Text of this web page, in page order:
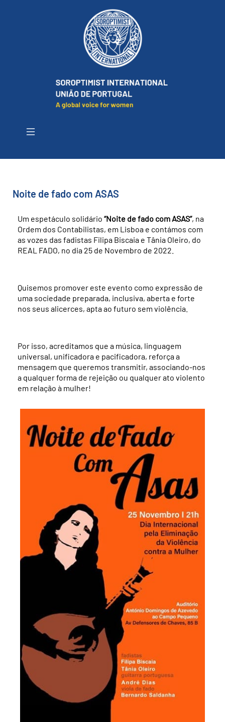
Noite de fado com ASAS
Um espetáculo solidário “Noite de fado com ASAS”, na
Ordem dos Contabilistas, em Lisboa e contámos com
as vozes das fadistas Filipa Biscaia e Tânia Oleiro, do
REAL FADO, no dia 25 de Novembro de 2022.
Quisemos promover este evento como expressão de
uma sociedade preparada, inclusiva, aberta e forte
nos seus alicerces, apta ao futuro sem violência.
Por isso, acreditamos que a música, linguagem
universal, unificadora e pacificadora, reforça a
mensagem que queremos transmitir, associando-nos
a qualquer forma de rejeição ou qualquer ato violento
em relação à mulher!